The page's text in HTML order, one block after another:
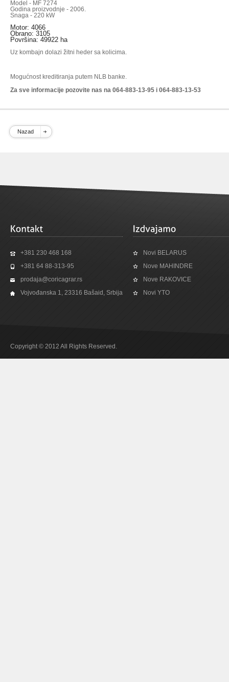
Model - MF 7274
Godina proizvodnje - 2006.
Snaga - 220 kW
Motor: 4066
Obrano: 3105
Površina: 49922 ha
Uz kombajn dolazi žitni heder sa kolicima.
Mogućnost kreditiranja putem NLB banke.
Za sve informacije pozovite nas na 064-883-13-95 i 064-883-13-53
Nazad
+381 230 468 168
+381 64 88-313-95
prodaja@coricagrar.rs
Vojvođanska 1, 23316 Bašaid, Srbija
Novi BELARUS
Nove MAHINDRE
Nove RAKOVICE
Novi YTO
Copyright © 2012 All Rights Reserved.